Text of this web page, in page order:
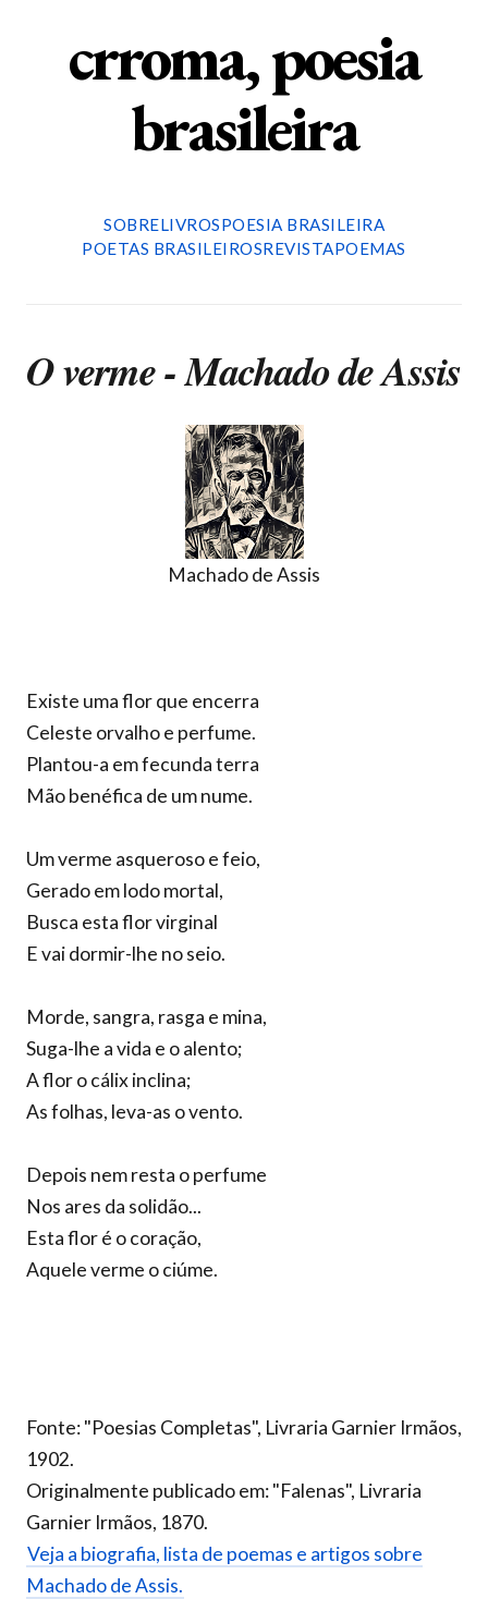
crroma, poesia
brasileira
SOBRELIVROSPOESIA BRASILEIRA
POETAS BRASILEIROSREVISTAPOEMAS
O verme - Machado de Assis
Machado de Assis
Existe uma flor que encerra
Celeste orvalho e perfume.
Plantou-a em fecunda terra
Mão benéfica de um nume.
Um verme asqueroso e feio,
Gerado em lodo mortal,
Busca esta flor virginal
E vai dormir-lhe no seio.
Morde, sangra, rasga e mina,
Suga-lhe a vida e o alento;
A flor o cálix inclina;
As folhas, leva-as o vento.
Depois nem resta o perfume
Nos ares da solidão...
Esta flor é o coração,
Aquele verme o ciúme.
Fonte: "Poesias Completas", Livraria Garnier Irmãos,
1902.
Originalmente publicado em: "Falenas", Livraria
Garnier Irmãos, 1870.
Veja a biografia, lista de poemas e artigos sobre
Machado de Assis.